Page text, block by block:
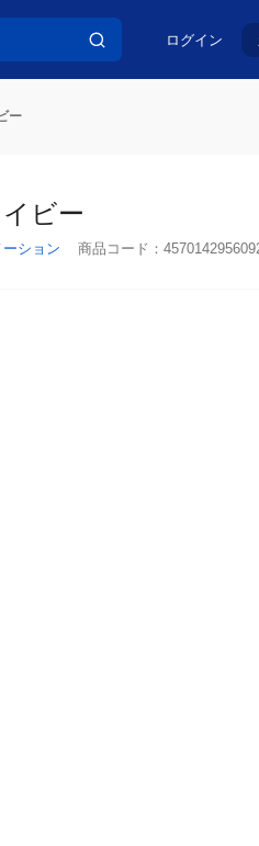
ログイン
ー
ビー
ーション 商品コード：